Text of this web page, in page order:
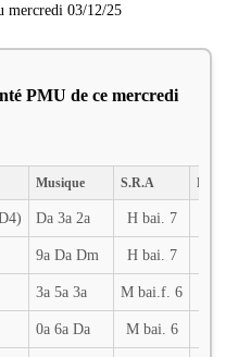
mercredi 03/12/25
PMU de ce mercredi
Musique S.R.A DIST.
Da 3a 2a H bai. 7
9a Da Dm H bai. 7
3a 5a 3a M bai.f. 6
0a 6a Da M bai. 6